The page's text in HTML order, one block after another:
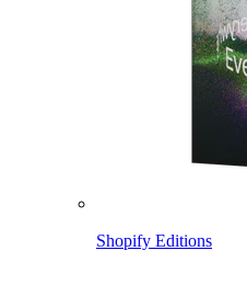
Shopify Editions